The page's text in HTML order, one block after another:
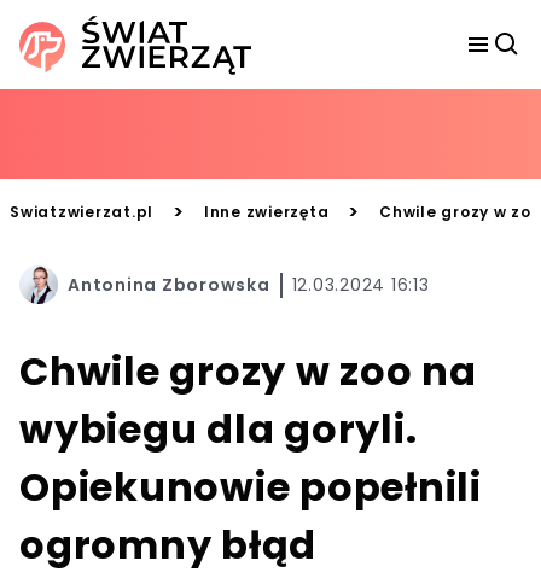
Swiatzwierzat.pl > Inne zwierzęta > Chwile grozy w
Antonina Zborowska 12.03.2024 16:13
Chwile grozy w zoo na
wybiegu dla goryli.
Opiekunowie popełnili
ogromny błąd